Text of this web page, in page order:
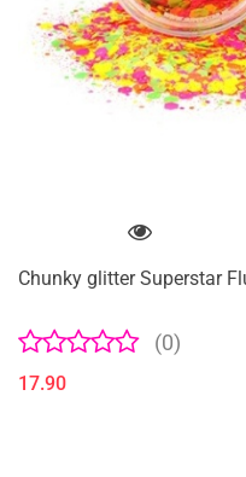
Chunky glitter Superstar
(0)
17.90